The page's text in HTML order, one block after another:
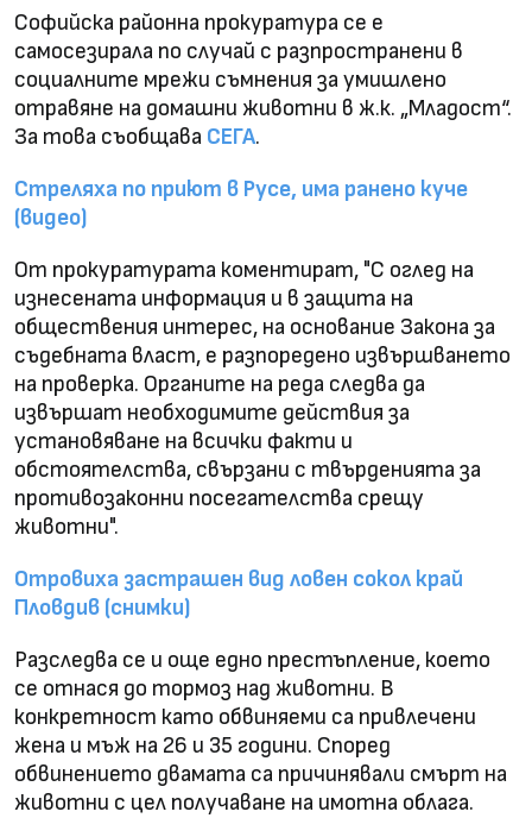
Софийска районна прокуратура се е
самосезирала по случай с разпространени в
социалните мрежи съмнения за умишлено
отравяне на домашни животни в ж.к. „Младост“.
За това съобщава СЕГА.
Стреляха по приют в Русе, има ранено куче
(видео)
От прокуратурата коментират, "С оглед на
изнесената информация и в защита на
обществения интерес, на основание Закона за
съдебната власт, е разпоредено извършването
на проверка. Органите на реда следва да
извършат необходимите действия за
установяване на всички факти и
обстоятелства, свързани с твърденията за
противозаконни посегателства срещу
животни".
Отровиха застрашен вид ловен сокол край
Пловдив (снимки)
Разследва се и още едно престъпление, което
се отнася до тормоз над животни. В
конкретност като обвиняеми са привлечени
жена и мъж на 26 и 35 години. Според
обвинението двамата са причинявали смърт на
животни с цел получаване на имотна облага.